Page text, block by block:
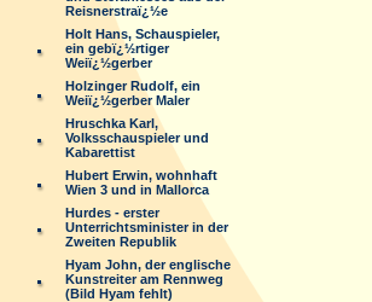
Reisnerstraï¿½e
Holt Hans, Schauspieler,
ein gebï¿½rtiger
Weiï¿½gerber
Holzinger Rudolf, ein
Weiï¿½gerber Maler
Hruschka Karl,
Volksschauspieler und
Kabarettist
Hubert Erwin, wohnhaft
Wien 3 und in Mallorca
Hurdes - erster
Unterrichtsminister in der
Zweiten Republik
Hyam John, der englische
Kunstreiter am Rennweg
(Bild Hyam fehlt)